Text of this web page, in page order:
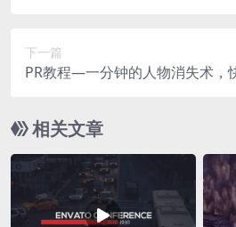
下一篇
PR教程—一分钟的人物消失术，
相关文章